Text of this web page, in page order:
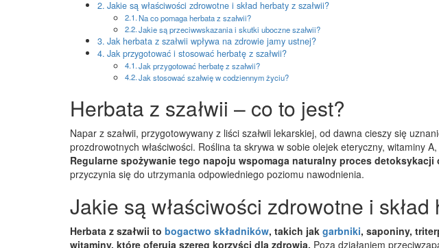
Jakie są właściwości zdrowotne i skład herbaty z szałwii?
Na co pomaga herbata z szałwii?
Jakie są przeciwwskazania i skutki uboczne szałwii?
Jak herbata z szałwii wpływa na zdrowie jamy ustnej?
Jak przygotować i stosować herbatę z szałwii?
Jak przygotować herbatę z szałwii?
Jak stosować szałwię w codziennym życiu?
Herbata z szałwii – co to jest?
Napar z szałwii, przygotowywany z liści szałwii lekarskiej, od dawna cieszy się
prozdrowotnych właściwości. Roślina ta skrywa w sobie olejek eteryczny, witaminy
Regularne spożywanie tego napoju wspomaga naturalny proces detoksykacji
przyczynia się do utrzymania odpowiedniego poziomu nawodnienia.
Jakie są właściwości zdrowotne i skład
Herbata z szałwii to bogactwo składników, takich jak garbniki, saponiny,
witaminy, które oferują szereg korzyści dla zdrowia. Poza działaniem